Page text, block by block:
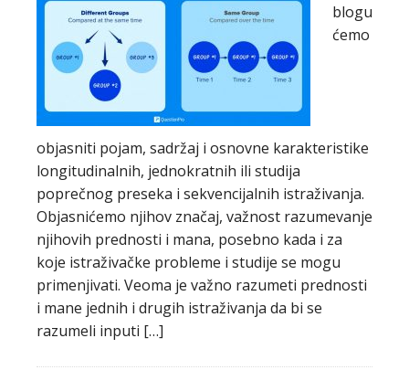
blogu
ćemo
objasniti pojam, sadržaj i osnovne karakteristike
longitudinalnih, jednokratnih ili studija
poprečnog preseka i sekvencijalnih istraživanja.
Objasnićemo njihov značaj, važnost razumevanje
njihovih prednosti i mana, posebno kada i za
koje istraživačke probleme i studije se mogu
primenjivati. Veoma je važno razumeti prednosti
i mane jednih i drugih istraživanja da bi se
razumeli inputi […]